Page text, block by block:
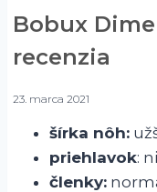
Bobux
recenzia
23. marca 2021
šírka nôh:
priehlavok:
členky: